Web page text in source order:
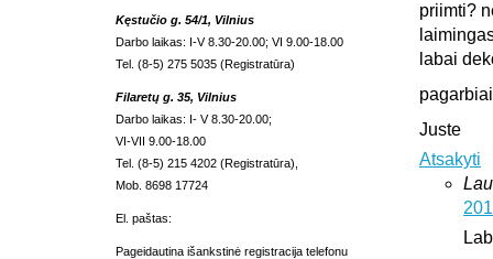
Kęstučio g. 54/1, Vilnius
Darbo laikas: I-V 8.30-20.00; VI 9.00-18.00
Tel. (8-5) 275 5035 (Registratūra)
Filaretų g. 35, Vilnius
Darbo laikas: I- V 8.30-20.00;
VI-VII 9.00-18.00
Tel. (8-5) 215 4202 (Registratūra),
Mob. 8698 17724
El. paštas:
Pageidautina išankstinė registracija telefonu
priimti?
labai
Juste
Atsakyti